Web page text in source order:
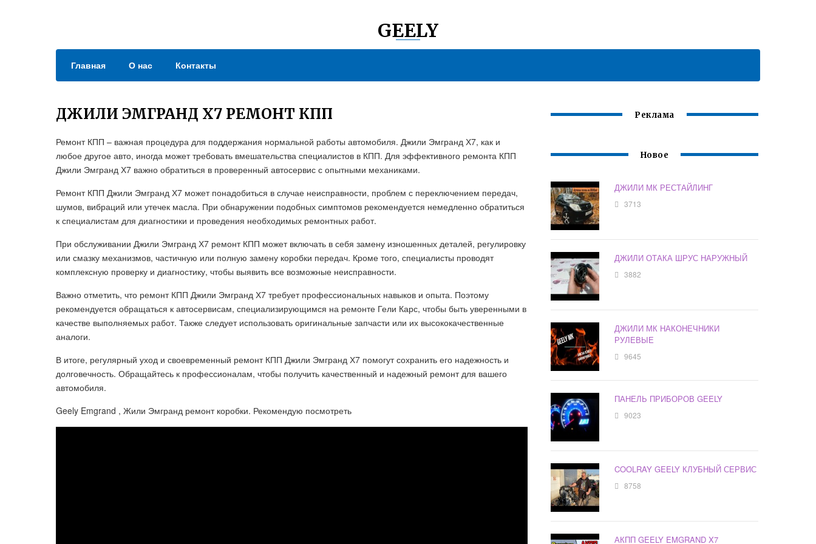
GEELY
Главная О нас Контакты
ДЖИЛИ ЭМГРАНД Х7 РЕМОНТ КПП
Ремонт КПП – важная процедура для поддержания нормальной работы автомобиля. Джили Эмгранд Х7, как и
любое другое авто, иногда может требовать вмешательства специалистов в КПП. Для эффективного ремонта КПП
Джили Эмгранд Х7 важно обратиться в проверенный автосервис с опытными механиками.
Ремонт КПП Джили Эмгранд Х7 может понадобиться в случае неисправности, проблем с переключением передач,
шумов, вибраций или утечек масла. При обнаружении подобных симптомов рекомендуется немедленно обратиться
к специалистам для диагностики и проведения необходимых ремонтных работ.
При обслуживании Джили Эмгранд Х7 ремонт КПП может включать в себя замену изношенных деталей, регулировку
или смазку механизмов, частичную или полную замену коробки передач. Кроме того, специалисты проводят
комплексную проверку и диагностику, чтобы выявить все возможные неисправности.
Важно отметить, что ремонт КПП Джили Эмгранд Х7 требует профессиональных навыков и опыта. Поэтому
рекомендуется обращаться к автосервисам, специализирующимся на ремонте Гели Карс, чтобы быть уверенными в
качестве выполняемых работ. Также следует использовать оригинальные запчасти или их высококачественные
аналоги.
В итоге, регулярный уход и своевременный ремонт КПП Джили Эмгранд Х7 помогут сохранить его надежность и
долговечность. Обращайтесь к профессионалам, чтобы получить качественный и надежный ремонт для вашего
автомобиля.
Geely Emgrand , Жили Эмгранд ремонт коробки. Рекомендую посмотреть
Реклама
Новое
ДЖИЛИ МК РЕСТАЙЛИНГ
3713
ДЖИЛИ ОТАКА ШРУС НАРУЖНЫЙ
3882
ДЖИЛИ МК НАКОНЕЧНИКИ
РУЛЕВЫЕ
9645
ПАНЕЛЬ ПРИБОРОВ GEELY
9023
COOLRAY GEELY КЛУБНЫЙ СЕРВИС
8758
АКПП GEELY EMGRAND X7